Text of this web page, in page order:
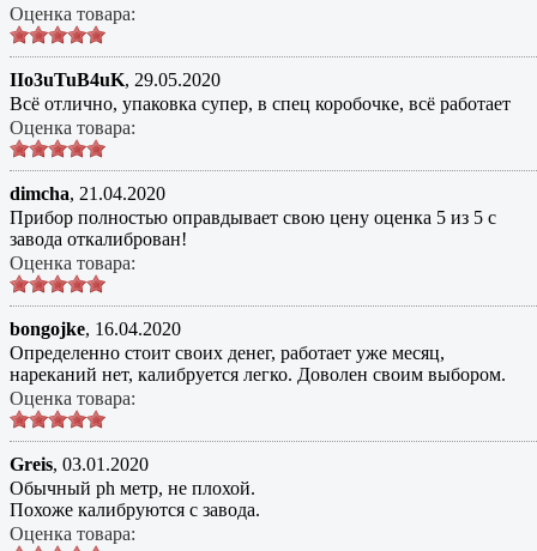
Оценка товара:
IIo3uTuB4uK, 29.05.2020
Всё отлично, упаковка супер, в спец коробочке, всё работает
Оценка товара:
dimcha, 21.04.2020
Прибор полностью оправдывает свою цену оценка 5 из 5 с
завода откалиброван!
Оценка товара:
bongojke, 16.04.2020
Определенно стоит своих денег, работает уже месяц,
нареканий нет, калибруется легко. Доволен своим выбором.
Оценка товара:
Greis, 03.01.2020
Обычный ph метр, не плохой.
Похоже калибруются с завода.
Оценка товара: